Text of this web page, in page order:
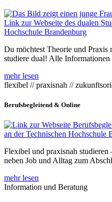
Du möchtest Theorie und Praxis
studiere dual! Alle Informationen
mehr lesen
flexibel // praxisnah //
Berufsbegleitend & Online
Flexibel und praxisnah
neben Job und Alltag zum
mehr lesen
Information und Beratung